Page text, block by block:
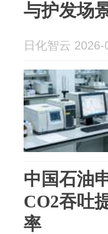
与护发场
日化智云 2026-
中国石油
CO2吞吐
率